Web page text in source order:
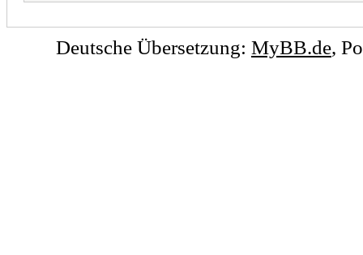
Deutsche Übersetzung: MyBB.de,